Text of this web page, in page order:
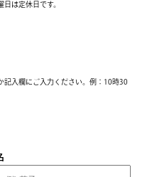
は定休日です。
入欄にご入力ください。例：10時30